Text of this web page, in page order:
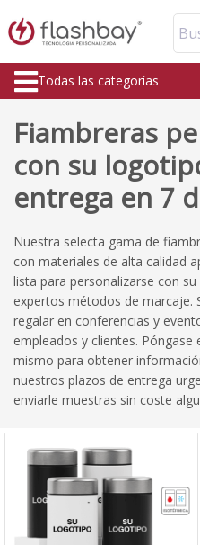
Todas las categorías
Fiambreras
con su
entrega en 7
Nuestra selecta gama de
con materiales de alta calidad
lista para personalizarse con
expertos métodos de marcaje.
regalar en conferencias y
empleados y clientes.
mismo para obtener
nuestros plazos de entrega
enviarle muestras sin coste